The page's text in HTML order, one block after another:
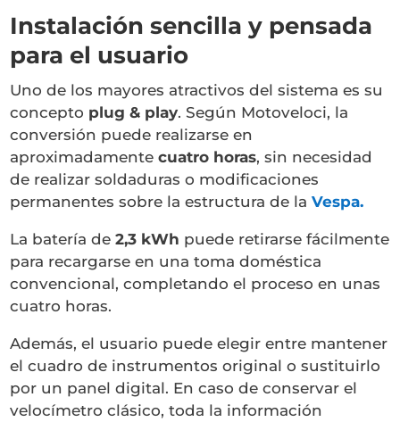
Instalación sencilla y pensada
para el usuario
Uno de los mayores atractivos del sistema es su
concepto plug & play. Según Motoveloci, la
conversión puede realizarse en
aproximadamentecuatro horas, sin necesidad
de realizar soldaduras o modificaciones
permanentes sobre la estructura de laVespa.
La batería de2,3 kWh puede retirarse fácilmente
para recargarse en una toma doméstica
convencional, completando el proceso en unas
cuatro horas.
Además, el usuario puede elegir entre mantener
el cuadro de instrumentos original o sustituirlo
por un panel digital. En caso de conservar el
velocímetro clásico, toda la información